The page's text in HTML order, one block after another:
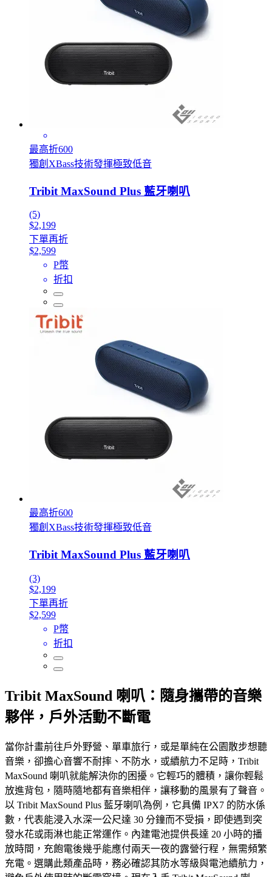
最高折600
獨創XBass技術發揮極致低音
Tribit MaxSound Plus 藍牙喇叭
(5)
$2,199
下單再折
$2,599
P幣
折扣
最高折600
獨創XBass技術發揮極致低音
Tribit MaxSound Plus 藍牙喇叭
(3)
$2,199
下單再折
$2,599
P幣
折扣
Tribit MaxSound 喇叭：隨身攜帶的音樂
夥伴，戶外活動不斷電
當你計畫前往戶外野營、單車旅行，或是單純在公園散步想聽
音樂，卻擔心音響不耐摔、不防水，或續航力不足時，Tribit
MaxSound 喇叭就能解決你的困擾。它輕巧的體積，讓你輕鬆
放進背包，隨時隨地都有音樂相伴，讓移動的風景有了聲音。
以 Tribit MaxSound Plus 藍牙喇叭為例，它具備 IPX7 的防水係
數，代表能浸入水深一公尺達 30 分鐘而不受損，即使遇到突
發水花或雨淋也能正常運作。內建電池提供長達 20 小時的播
放時間，充飽電後幾乎能應付兩天一夜的露營行程，無需頻繁
充電。選購此類產品時，務必確認其防水等級與電池續航力，